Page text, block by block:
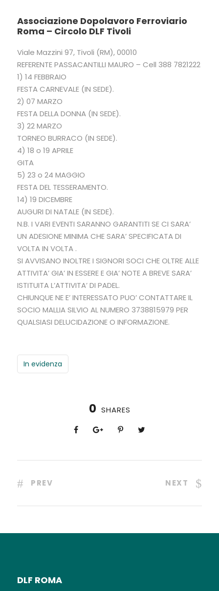
Associazione Dopolavoro Ferroviario
Roma – Circolo DLF Tivoli
Viale Mazzini 97, Tivoli (RM), 00010
REFERENTE PASSACANTILLI MAURO – Cell 388 7821222
1) 14 FEBBRAIO
FESTA CARNEVALE (IN SEDE).
2) 07 MARZO
FESTA DELLA DONNA (IN SEDE).
3) 22 MARZO
TORNEO BURRACO (IN SEDE).
4) 18 o 19 APRILE
GITA
5) 23 o 24 MAGGIO
FESTA DEL TESSERAMENTO.
14) 19 DICEMBRE
AUGURI DI NATALE (IN SEDE).
N.B. I VARI EVENTI SARANNO GARANTITI SE CI SARA’
UN ADESIONE MINIMA CHE SARA’ SPECIFICATA DI
VOLTA IN VOLTA .
SI AVVISANO INOLTRE I SIGNORI SOCI CHE OLTRE ALLE
ATTIVITA’ GIA’ IN ESSERE E GIA’ NOTE A BREVE SARA’
ISTITUITA L’ATTIVITA’ DI PADEL.
CHIUNQUE NE E’ INTERESSATO PUO’ CONTATTARE IL
SOCIO MALLIA SILVIO AL NUMERO 3738815979 PER
QUALSIASI DELUCIDAZIONE O INFORMAZIONE.
In evidenza
0 SHARES
PREV NEXT
DLF ROMA